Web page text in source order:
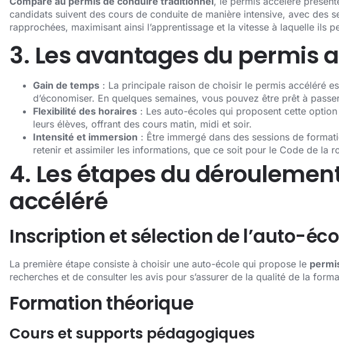
candidats suivent des cours de conduite de manière intensive, avec des
rapprochées, maximisant ainsi l’apprentissage et la vitesse à laquelle ils
3. Les avantages du permis
Gain de temps : La principale raison de choisir le permis accéléré
d’économiser. En quelques semaines, vous pouvez être prêt à
Flexibilité des horaires : Les auto-écoles qui proposent cette
leurs élèves, offrant des cours matin, midi et soir.
Intensité et immersion : Être immergé dans des sessions de
retenir et assimiler les informations, que ce soit pour le Code de la
4. Les étapes du
accéléré
Inscription et sélection de l’auto-
La première étape consiste à choisir une auto-école qui propose le
recherches et de consulter les avis pour s’assurer de la qualité de la
Formation théorique
Cours et supports pédagogiques